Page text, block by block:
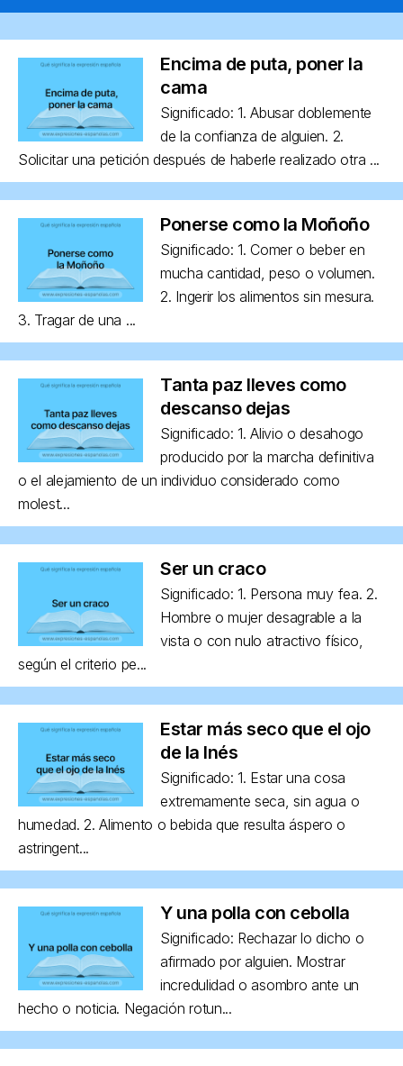
Encima de puta, poner la
cama
Significado: 1. Abusar doblemente
de la confianza de alguien. 2.
Solicitar una petición después de haberle realizado otra ...
Ponerse como la Moñoño
Significado: 1. Comer o beber en
mucha cantidad, peso o volumen.
2. Ingerir los alimentos sin mesura.
3. Tragar de una ...
Tanta paz lleves como
descanso dejas
Significado: 1. Alivio o desahogo
producido por la marcha definitiva
o el alejamiento de un individuo considerado como
molest...
Ser un craco
Significado: 1. Persona muy fea. 2.
Hombre o mujer desagrable a la
vista o con nulo atractivo físico,
según el criterio pe...
Estar más seco que el ojo
de la Inés
Significado: 1. Estar una cosa
extremamente seca, sin agua o
humedad. 2. Alimento o bebida que resulta áspero o
astringent...
Y una polla con cebolla
Significado: Rechazar lo dicho o
afirmado por alguien. Mostrar
incredulidad o asombro ante un
hecho o noticia. Negación rotun...